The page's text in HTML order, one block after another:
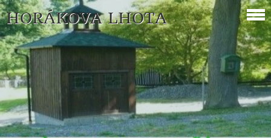
HORÁKOVA LHOTA